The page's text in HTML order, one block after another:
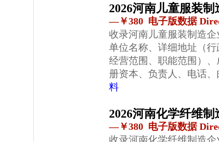
2026河南儿童服装
—￥380 电子版数据
收录河南儿童服装制造
单位名称、详细地址（
经营范围、职能范围）
册资本、负责人、电话
料
2026河南化学纤维
—￥380 电子版数据
收录河南化学纤维制造